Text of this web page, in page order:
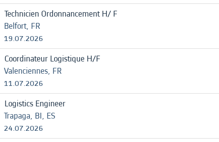
Technicien Ordonnancement H/ F
Belfort, FR
19.07.2026
Coordinateur Logistique H/F
Valenciennes, FR
11.07.2026
Logistics Engineer
Trapaga, BI, ES
24.07.2026